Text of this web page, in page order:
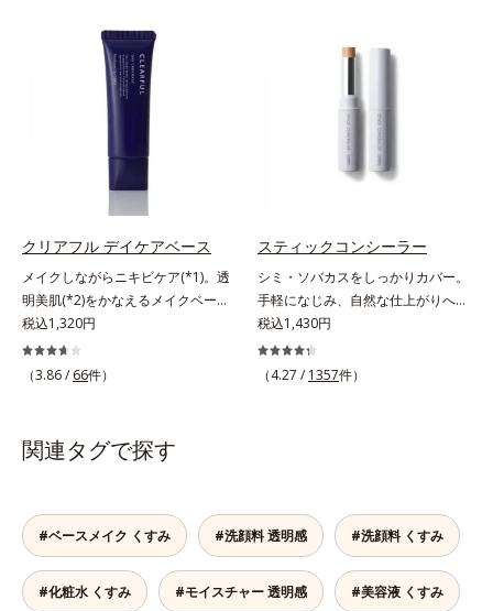
スコルビン酸 2-グルコシド*9 L-ア
スコルビン酸 2-グルコシド、パウダ
ルコ樹皮エキス、油溶性甘草エキス
(2)*10 乾燥など
感を包括的にサポート。全方位ケア
のアプローチによって、肌本来の輝
きを生かして澄み渡る、輝き透明肌
を叶えます。L＝さっぱりタイプ
（脂性肌～普通肌）M＝しっとりタ
イプ（普通肌～乾性肌）*1 メラニ
ンの生成を抑え、シミ・ソバカスを
本放射線影響学会第53回大会で
2010年10月に初めて発表したこと
*3 うるおいにより透明感のある肌
*4 うるおいによる*5 メラノサイト
あらわれること*7 L-アスコルビン
酸 2-グルコシド*8 L-アスコルビン
など※ウォッシュには高圧処理ビタ
イライト効果も。お疲れ目元がスッ
直しにも使える、デジタルデバイス
が手放せない私たちにぴったりのア
イテムです。*1 肌の乾燥、キメの
乱れ*2 メイク効果による*3 乾燥に
湿成分*6 ブライトニングフィルタ
ー（酸化チタン、シリカ、マイカ、
酸化鉄、トリメトキシシリルジメチ
コン）= 仕上がり向上粉体
し、全方位的に肌の底上げを図りま
す。さらに、シミと年齢の関係に着
目。点在するシミだけでなく、メラ
ニンが蓄積しがちな年齢肌の“メラ
ニンメタボ(*2)”にアプローチして、
澄みわたる美肌を目指します。*1
年齢を重ねた肌*2 メラニンが過剰
に生成する状態
だけで肌に負担をかけずに取り除き
アンズ果汁で、角質を自然にはがれ
やすく浮かせてから、「消しゴム」
のようにポロポロに巻き込んで取り
除きます。水を利用して取り除く仕
る心配もありません。「ピーリング
は初めて」「刺激が心配…」という
方にもおすすめです。ピーリング後
の肌は、しっとりツルツルの触りご
こち。表面の角質を一枚脱いだ状態
だから、化粧水の浸透力もいつもと
クリアフル デイケアベース
メイクしながらニキビケア(*1)。透
明美肌(*2)をかなえるメイクベー
ス。ニキビがあると、メイクはニキ
ビに良くないのではないかと心配に
なりがち。しかし何も塗らないと、
デイケアベースは、ニキビケア(*1)
できる新発想のメイク下地。スキン
で、“ニキビをケアしたい”と“肌をキ
レイに見せたい”が同時に叶えられ
ます。ピンク味のあるベージュ色
で、塗るとくすみがさっと払われ、
税込1,320円
（3.86 / 66件）
スティックコンシーラー
シミ・ソバカスをしっかりカバー。
手軽になじみ、自然な仕上がりへ。
スルスルとのびて、肌に溶け込むよ
うになじみ、ピタッと密着。しっか
りとカバーしつつ、透明感を高める
税込1,430円
（4.27 / 1357件）
関連タグで探す
#ベースメイク くすみ #洗顔料 透明感 #洗顔料 くすみ
#化粧水 くすみ #モイスチャー 透明感 #美容液 くすみ